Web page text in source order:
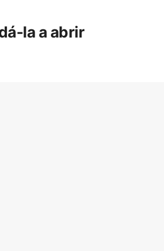
la a abrir